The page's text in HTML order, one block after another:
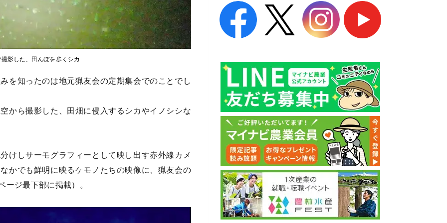
影した、田んぼを歩くシカ
を知ったのは地元猟友会の定期集会でのことでし
から撮影した、田畑に侵入するシカやイノシシな
けしサーモグラフィーとして映し出す赤外線カメ
かでも鮮明に映るケモノたちの映像に、猟友会の
ージ最下部に掲載）。